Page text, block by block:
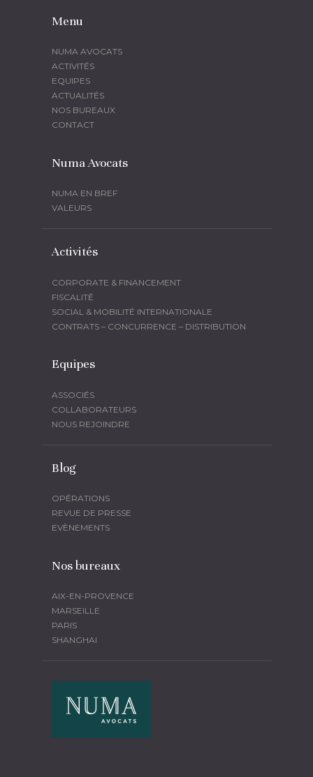
Menu
NUMA AVOCATS
ACTIVITÉS
EQUIPES
ACTUALITÉS
NOS BUREAUX
CONTACT
Numa Avocats
NUMA EN BREF
VALEURS
Activités
CORPORATE & FINANCEMENT
FISCALITÉ
SOCIAL & MOBILITÉ INTERNATIONALE
CONTRATS – CONCURRENCE – DISTRIBUTION
Equipes
ASSOCIÉS
COLLABORATEURS
NOUS REJOINDRE
Blog
OPÉRATIONS
REVUE DE PRESSE
EVÈNEMENTS
Nos bureaux
AIX-EN-PROVENCE
MARSEILLE
PARIS
SHANGHAI